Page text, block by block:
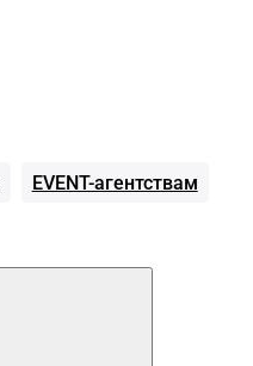
EVENT-агентствам